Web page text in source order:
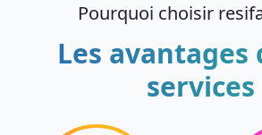
Pourquoi choisir
Les avantages
services